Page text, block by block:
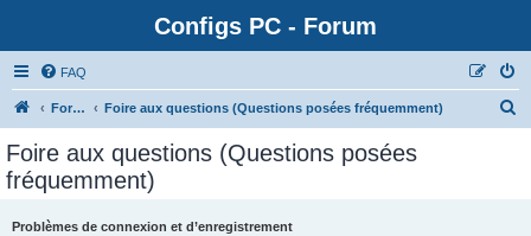
Configs PC - Forum
FAQ
Forum Foire aux questions (Questions posées fréquemment)
Foire aux questions (Questions posées
fréquemment)
Problèmes de connexion et d’enregistrement